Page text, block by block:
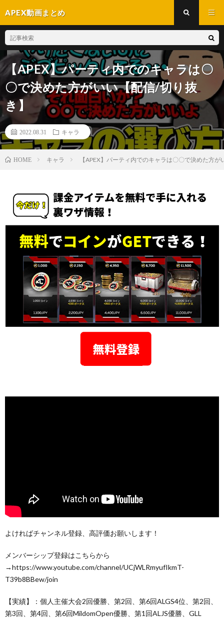
APEX動画まとめ
【APEX】パーティ内でのキャラは〇
〇で決めた方がいい【配信/切り抜
き】
2022.08.31 キャラ
HOME キャラ 【APEX】パーティ内でのキャラは〇〇で決めた方
よければチャンネル登録、高評価お願いします！
メンバーシップ登録はこちらから
→https://www.youtube.com/channel/UCjWLRmyufIkmT-
T39b8BBew/join
【実績】：個人主催大会2回優勝、第2回、第6回ALGS4位、第2回、
第3回、第4回、第6回MildomOpen優勝、第1回ALJS優勝、GLL